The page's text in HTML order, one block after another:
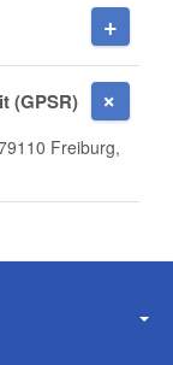
(GPSR)
Freiburg,